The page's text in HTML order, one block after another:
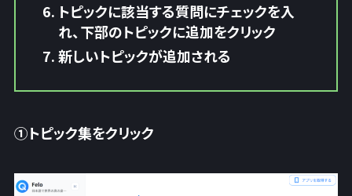
トピックに該当する質問にチェックを入
れ、下部のトピックに追加をクリック
新しいトピックが追加される
①トピック集をクリック